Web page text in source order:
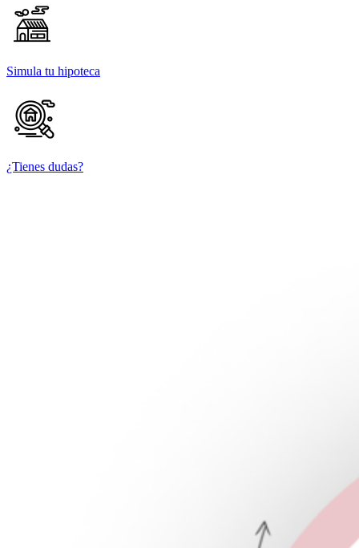
Simula tu hipoteca
¿Tienes dudas?